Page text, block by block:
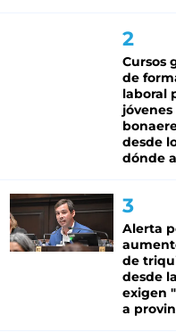
Cursos
de
laboral
jóvenes
desde
dónde
Alerta
de
desde
exigen
a